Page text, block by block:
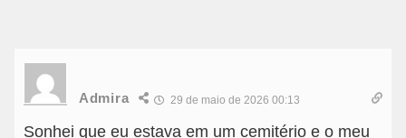
Admira 29 de maio de 2026 00:13
Sonhei que eu estava em um cemitério e o meu